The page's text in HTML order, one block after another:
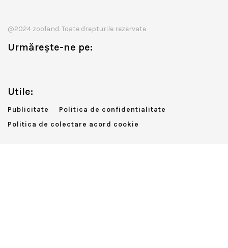
@2024 zooland. Toate drepturile rezervate
Urmărește-ne pe:
Utile:
Publicitate
Politica de confidentialitate
Politica de colectare acord cookie